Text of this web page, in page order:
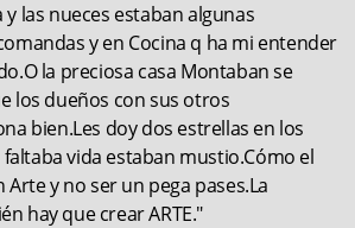
las nueces estaban algunas
y en Cocina q ha mi entender
la preciosa casa Montaban se
los dueños con sus otros
bien.Les doy dos estrellas en los
vida estaban mustio.Cómo el
y no ser un pega pases.La
hay que crear ARTE."